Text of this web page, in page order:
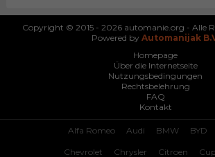
Copyright © 2015 - 2026 automanie.org - Alle
Powered by Automanijak
Homepage
Über die Internetseite
Nutzungsbedingungen
Rechtsbelehrung
FAQ
Kontakt
Alfa Romeo Audi BMW BYD
Chevrolet Chrysler Citroen